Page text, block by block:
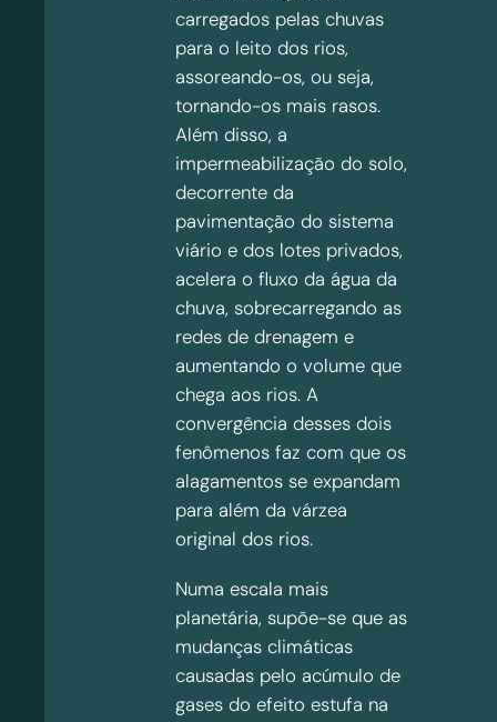
carregados pelas chuvas
para o leito dos rios,
assoreando-os, ou seja,
tornando-os mais rasos.
Além disso, a
impermeabilização do solo,
decorrente da
pavimentação do sistema
viário e dos lotes privados,
acelera o fluxo da água da
chuva, sobrecarregando as
redes de drenagem e
aumentando o volume que
chega aos rios. A
convergência desses dois
fenômenos faz com que os
alagamentos se expandam
para além da várzea
original dos rios.
Numa escala mais
planetária, supõe-se que as
mudanças climáticas
causadas pelo acúmulo de
gases do efeito estufa na